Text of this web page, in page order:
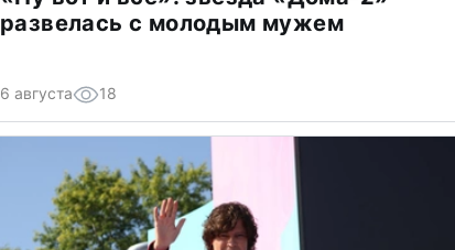
развелась с молодым мужем
6 августа 18